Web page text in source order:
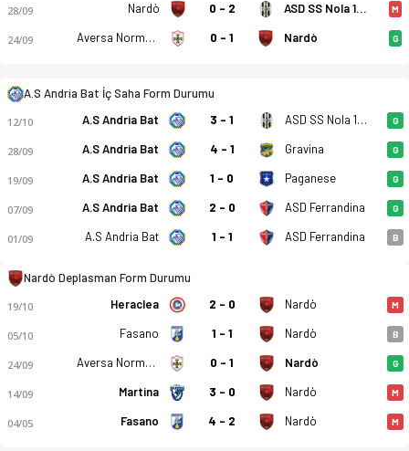
Fidelis Andria - Nardò 0-0 bitti. Gol anları, kadro,
28/09 Nardò 0 - 2 ASD SS Nola 1925 M
24/09 Aversa Normanna 0 - 1 Nardò G
A.S Andria Bat İç Saha Form Durumu
12/10 A.S Andria Bat 3 - 1 ASD SS Nola 1925 G
28/09 A.S Andria Bat 4 - 1 Gravina G
19/09 A.S Andria Bat 1 - 0 Paganese G
07/09 A.S Andria Bat 2 - 0 ASD Ferrandina G
01/09 A.S Andria Bat 1 - 1 ASD Ferrandina B
Nardò Deplasman Form Durumu
19/10 Heraclea 2 - 0 Nardò M
05/10 Fasano 1 - 1 Nardò B
24/09 Aversa Normanna 0 - 1 Nardò G
14/09 Martina 3 - 0 Nardò M
04/05 Fasano 4 - 2 Nardò M